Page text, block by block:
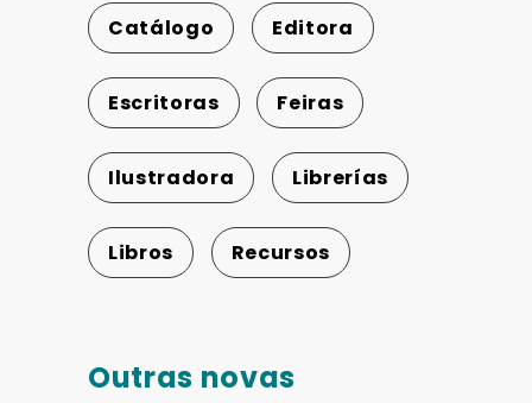
Catálogo Editora
Escritoras Feiras
Ilustradora Librerías
Libros Recursos
Outras novas